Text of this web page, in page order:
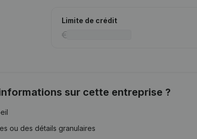
Limite de crédit
sur cette entreprise ?
ou des détails granulaires